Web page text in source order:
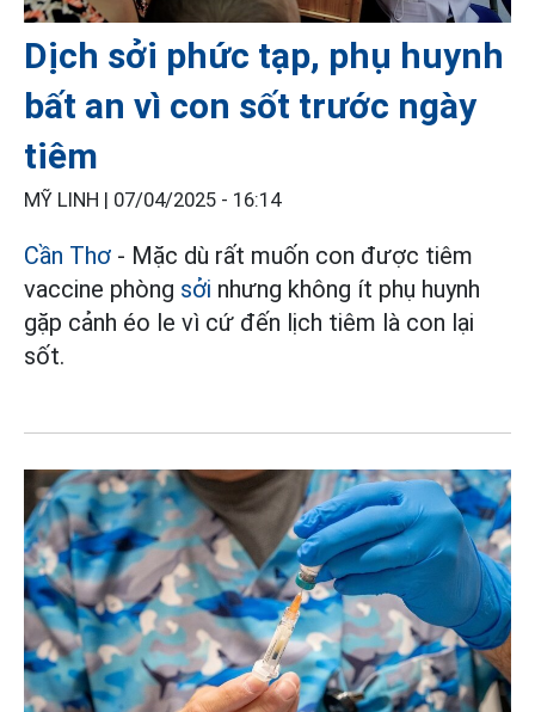
Dịch sởi phức tạp, phụ huynh
bất an vì con sốt trước ngày
tiêm
MỸ LINH | 07/04/2025 - 16:14
Cần Thơ - Mặc dù rất muốn con được tiêm
vaccine phòng sởi nhưng không ít phụ huynh
gặp cảnh éo le vì cứ đến lịch tiêm là con lại
sốt.